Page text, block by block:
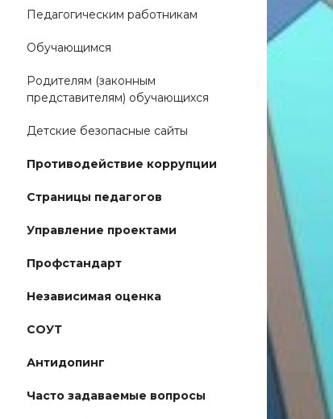
Педагогическим работникам
Обучающимся
Родителям (законным
представителям) обучающихся
Детские безопасные сайты
Противодействие коррупции
Страницы педагогов
Управление проектами
Профстандарт
Независимая оценка
СОУТ
Антидопинг
Часто задаваемые вопросы